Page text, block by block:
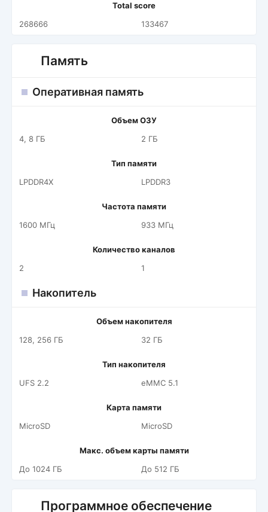
Total score
268666
133467
Память
Оперативная память
Объем ОЗУ
4, 8 ГБ
2 ГБ
Тип памяти
LPDDR4X
LPDDR3
Частота памяти
1600 МГц
933 МГц
Количество каналов
2
1
Накопитель
Объем накопителя
128, 256 ГБ
32 ГБ
Тип накопителя
UFS 2.2
eMMC 5.1
Карта памяти
MicroSD
MicroSD
Макс. объем карты памяти
До 1024 ГБ
До 512 ГБ
Программное обеспечение